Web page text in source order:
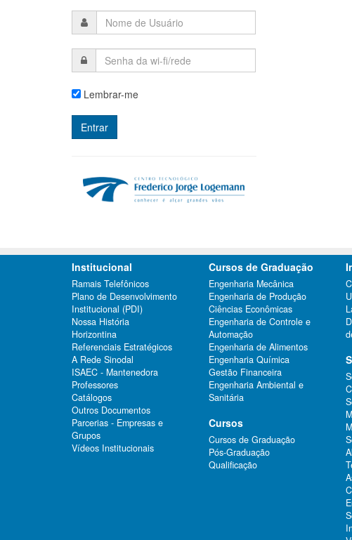
Lembrar-me
Institucional
Ramais Telefônicos
Plano de Desenvolvimento
Institucional (PDI)
Nossa História
Horizontina
Referenciais Estratégicos
A Rede Sinodal
ISAEC - Mantenedora
Professores
Catálogos
Outros Documentos
Parcerias - Empresas e
Grupos
Vídeos Institucionais
Cursos de Graduação
Engenharia Mecânica
Engenharia de Produção
Ciências Econômicas
Engenharia de Controle e
Automação
Engenharia de Alimentos
Engenharia Química
Gestão Financeira
Engenharia Ambiental e
Sanitária
Cursos
Cursos de Graduação
Pós-Graduação
Qualificação